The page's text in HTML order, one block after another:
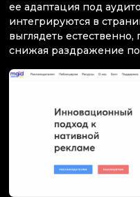
ее адаптация под
интегрируются в
выглядеть
снижая раздражение